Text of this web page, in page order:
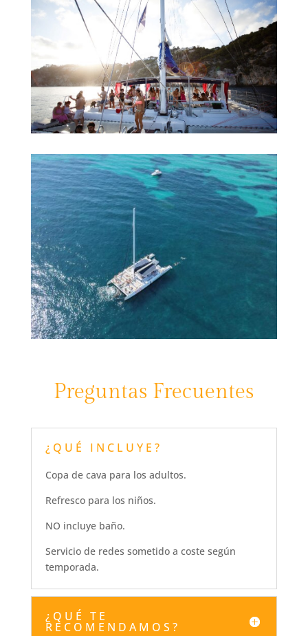
Preguntas Frecuentes
¿QUÉ INCLUYE?
Copa de cava para los adultos.
Refresco para los niños.
NO incluye baño.
Servicio de redes sometido a coste según
temporada.
¿QUÉ TE
RECOMENDAMOS?